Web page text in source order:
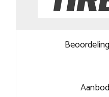
Beoordeling
Aanbod